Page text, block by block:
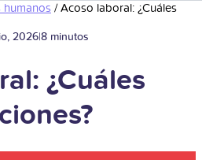
humanos /Acoso laboral: ¿Cuáles
2026|8 minutos
¿Cuáles